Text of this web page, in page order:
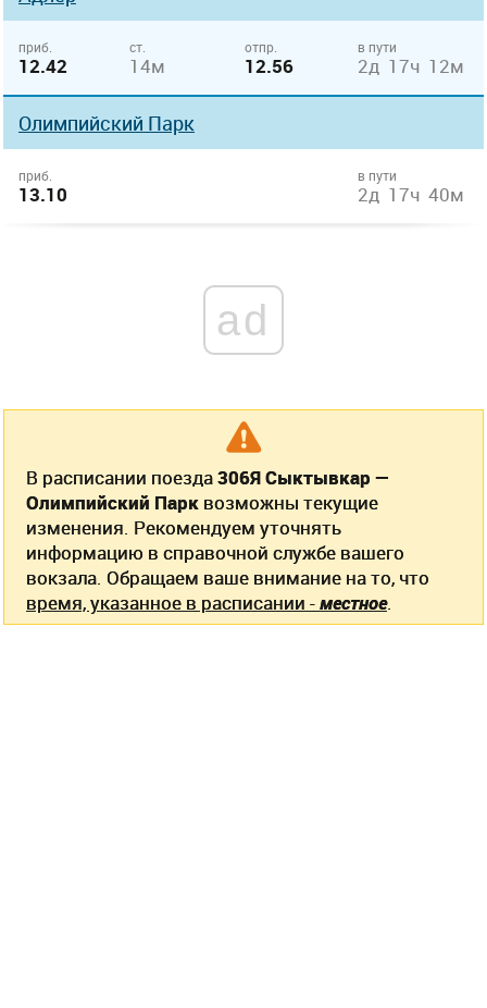
приб.
12.42
ст.
14м
отпр.
12.56
в пути
2д 17ч 12м
Олимпийский Парк
приб.
13.10
в пути
2д 17ч 40м
ad
В расписании поезда306Я Сыктывкар —
Олимпийский Парк возможны текущие
изменения. Рекомендуем уточнять
информацию в справочной службе вашего
вокзала. Обращаем ваше внимание на то, что
время, указанное в расписании -местное.